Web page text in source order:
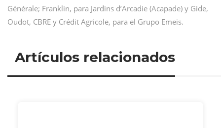
Générale; Franklin, para Jardins d’Arcadie (Acapade) y Gide,
Oudot, CBRE y Crédit Agricole, para el Grupo Emeis.
Artículos relacionados